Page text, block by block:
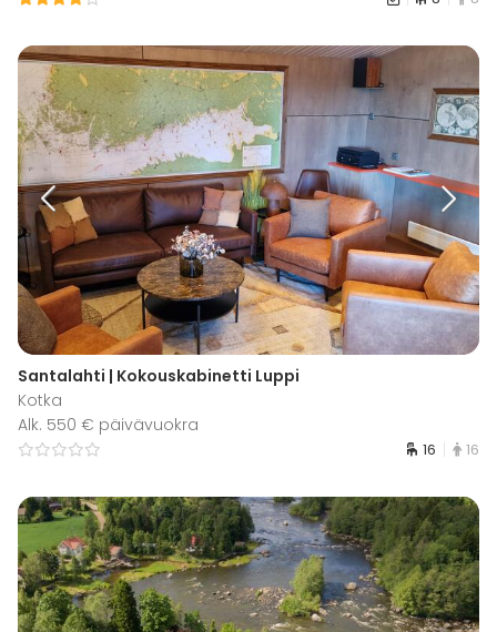
Santalahti | Kokouskabinetti Luppi
Kotka
Alk. 550 € päivävuokra
16 16